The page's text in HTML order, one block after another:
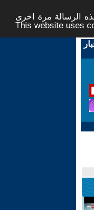
الرسالة مرة اخرى -
This website uses